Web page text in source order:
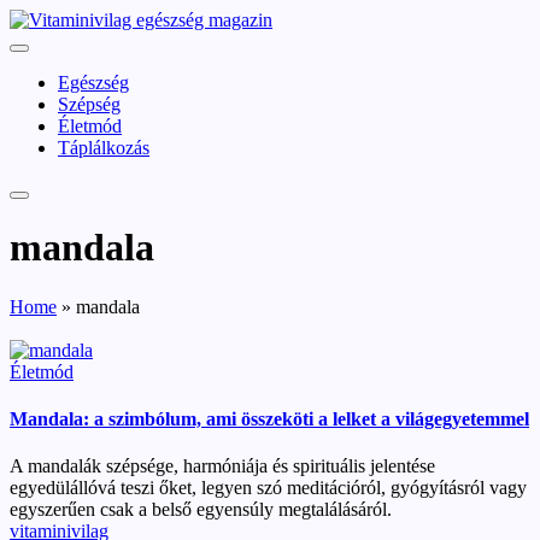
Skip
to
Vitaminivilág:
szépség
Egészség
Szépség
Életmód
Táplálkozás
mandala
Home » mandala
Posted
Életmód
Mandala: a szimbólum, ami összeköti a lelket a világegyetemmel
A mandalák szépsége, harmóniája és spirituális jelentése
egyedülállóvá teszi őket, legyen szó meditációról, gyógyításról vagy
egyszerűen csak a belső egyensúly megtalálásáról.
Posted
vitaminivilag